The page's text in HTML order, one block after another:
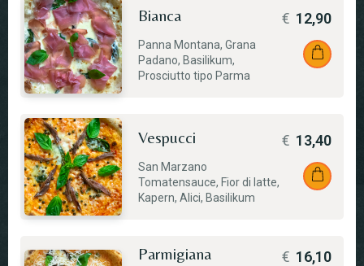
Bianca
Panna Montana, Grana
Padano, Basilikum,
Prosciutto tipo Parma
€ 12,90
Vespucci
San Marzano
Tomatensauce, Fior di latte,
Kapern, Alici, Basilikum
€ 13,40
Parmigiana € 16,10